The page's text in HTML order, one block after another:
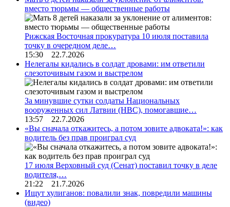
вместо тюрьмы — общественные работы
Рижская Восточная прокуратура 10 июля поставила
точку в очередном деле…
15:30 22.7.2026
Нелегалы кидались в солдат дровами: им ответили
слезоточивым газом и выстрелом
За минувшие сутки солдаты Национальных
вооруженных сил Латвии (НВС), помогавшие…
13:57 22.7.2026
«Вы сначала откажитесь, а потом зовите адвоката!»: как
водитель без прав проиграл суд
17 июля Верховный суд (Сенат) поставил точку в деле
водителя,…
21:22 21.7.2026
Ищут хулиганов: повалили знак, повредили машины
(видео)